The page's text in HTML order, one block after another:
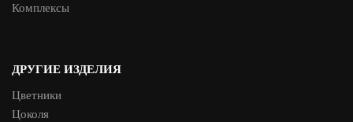
Комплексы
ДРУГИЕ ИЗДЕЛИЯ
Цветники
Цоколя